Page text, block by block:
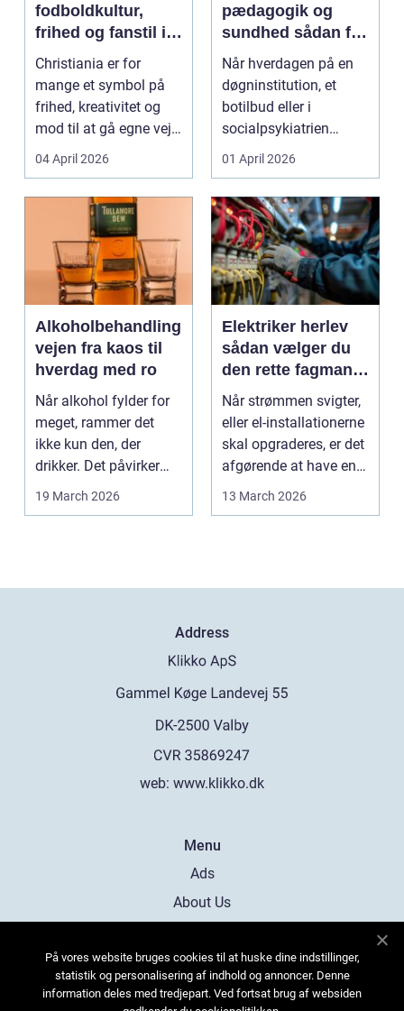
fodboldkultur,
frihed og fanstil i
ét
Christiania er for
mange et symbol på
frihed, kreativitet og
mod til at gå egne veje.
Den samme ånd ...
04 April 2026
pædagogik og
sundhed sådan får
du den rette hjælp
Når hverdagen på en
døgninstitution, et
botilbud eller i
socialpsykiatrien
pludselig ændrer sig,
kan...
01 April 2026
Alkoholbehandling
vejen fra kaos til
hverdag med ro
Når alkohol fylder for
meget, rammer det
ikke kun den, der
drikker. Det påvirker
også familie, arbej...
19 March 2026
Elektriker herlev
sådan vælger du
den rette fagmand
til dine el-opgaver
Når strømmen svigter,
eller el-installationerne
skal opgraderes, er det
afgørende at have en
pålidel...
13 March 2026
Address
web: www.klikko.dk
Menu
Ads
About Us
Contact
Sitemap
På vores website bruges cookies til at huske dine indstillinger,
statistik og personalisering af indhold og annoncer. Denne
information deles med tredjepart. Ved fortsat brug af websiden